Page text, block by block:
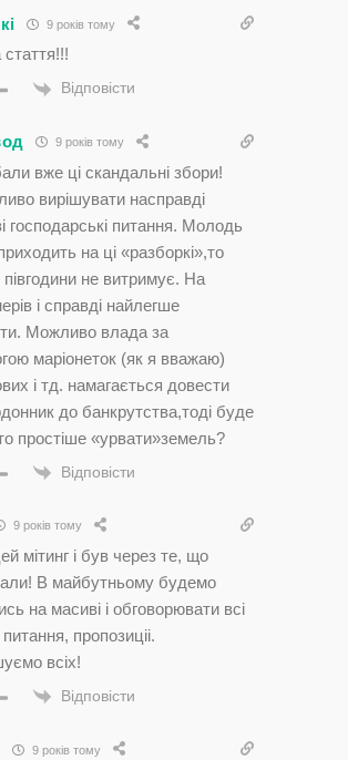
9 років тому
Відповісти
9 років тому
вже ці скандальні збори!
вирішувати насправді
господарські питання. Молодь
на ці «разборкі»,то
не витримує. На
і справді найлегше
Можливо влада за
маріонеток (як я вважаю)
і тд. намагається довести
до банкрутства,тоді буде
простіше «урвати»земель?
Відповісти
9 років тому
мітинг і був через те, що
В майбутньому будемо
на масиві і обговорювати всі
пропозиціі.
всіх!
Відповісти
9 років тому